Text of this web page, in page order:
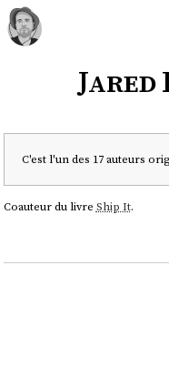
Jared
C'est l'un des 17 auteurs
Coauteur du livre Ship It.